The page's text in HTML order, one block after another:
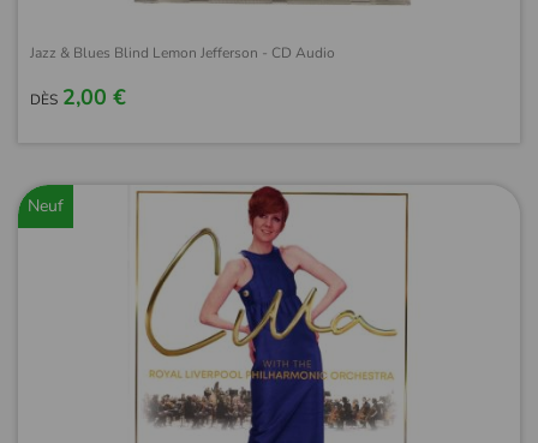
Jazz & Blues Blind Lemon Jefferson - CD Audio
DÈS 2,00 €
Neuf